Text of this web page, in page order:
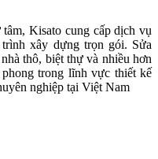
Kisato cung cấp dịch vụ
xây dựng trọn gói. Sửa
thô, biệt thự và nhiều hơn
trong lĩnh vực thiết kế
nghiệp tại Việt Nam